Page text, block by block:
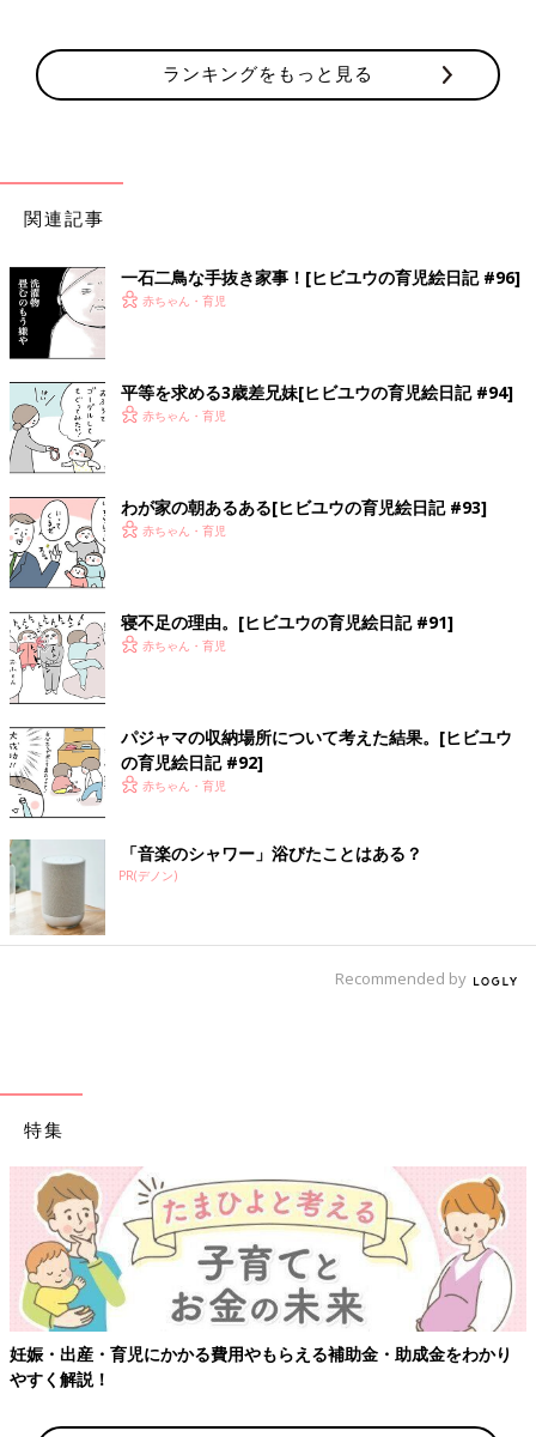
ランキングをもっと見る
関連記事
一石二鳥な手抜き家事！[ヒビユウの育児絵日記 #96]
赤ちゃん・育児
平等を求める3歳差兄妹[ヒビユウの育児絵日記 #94]
赤ちゃん・育児
わが家の朝あるある[ヒビユウの育児絵日記 #93]
赤ちゃん・育児
寝不足の理由。[ヒビユウの育児絵日記 #91]
赤ちゃん・育児
パジャマの収納場所について考えた結果。[ヒビユウ
の育児絵日記 #92]
赤ちゃん・育児
「音楽のシャワー」浴びたことはある？
PR(デノン)
Recommended by
特集
妊娠・出産・育児にかかる費用やもらえる補助金・助成金をわかり
やすく解説！